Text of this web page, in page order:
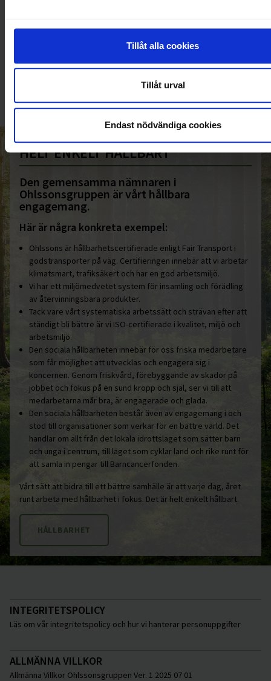
Tillåt alla cookies
Tillåt urval
Endast nödvändiga cookies
010-45 00 200​
HELT ENKELT HÅLLBART
Den gemensamma nämnaren i
Ohlssonsgruppen är vårt hållbara
engagemang.
Här är några konkreta exempel:
Ohlssons är hållbarhetscertifierade enligt Fair Transport i
godstransporter på väg. Certifieringen innebär att vi arbetar
klimatsmart, trafiksäkert och har en god arbetsmiljö.
Vi har ett miljömedvetet system för insamling och förädling
av återvinningsbara produkter.
Tack vare vårt systematiska arbetssätt och strävan efter att
ständigt bli bättre är vi ISO-certifierade i kvalitet, miljö och
arbetsmiljö.
Den sociala hållbarheten innebär för oss friska medarbetare
som får möjlighet att utvecklas och engagera sig i
koncernen. Genom friskvård, förebyggande av skador på
jobbet och fokus på en sund kropp och själ, ser vi till att
medarbetarna mår bra, är engagerade och glada.
Den sociala hållbarheten består även av engagemang i och
stöd till organisationer som verkar för en bättre värld. Det
handlar om allt från det lokala idrottslaget som sätter barn
och unga i centrum, till laget som cyklar land och rike runt för
att samla in pengar till Barncancerfonden.
Vårt sätt att bidra till ett bättre samhälle är att varje dag, året
runt arbeta med hållbarhet i fokus. Det är helt enkelt hållbart.
HÅLLBARHET
INTEGRITETSPOLICY
Läs om vår integritetspolicy och hur vi hanterar personuppgifter
ALLMÄNNA VILLKOR
Allmänna Villkor Ohlssonsgruppen Ver. 1 2025 07 01